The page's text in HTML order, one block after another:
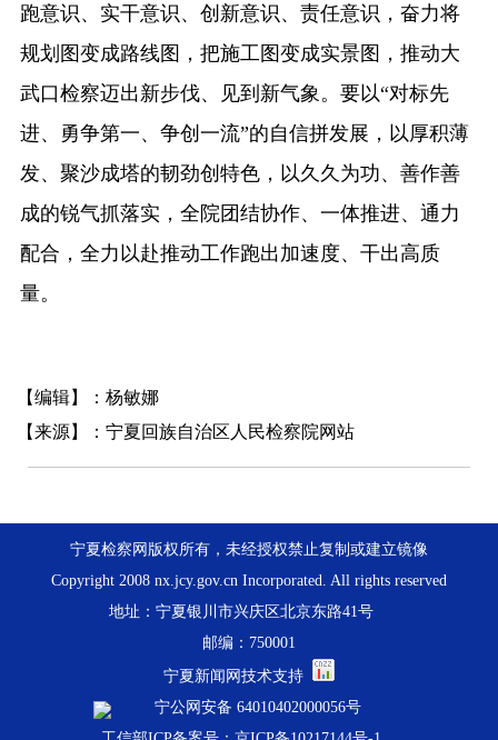
跑意识、实干意识、创新意识、责任意识，奋力将
规划图变成路线图，把施工图变成实景图，推动大
武口检察迈出新步伐、见到新气象。要以“对标先
进、勇争第一、争创一流”的自信拼发展，以厚积薄
发、聚沙成塔的韧劲创特色，以久久为功、善作善
成的锐气抓落实，全院团结协作、一体推进、通力
配合，全力以赴推动工作跑出加速度、干出高质
量。
【编辑】：杨敏娜
【来源】：宁夏回族自治区人民检察院网站
宁夏检察网版权所有，未经授权禁止复制或建立镜像
Copyright 2008 nx.jcy.gov.cn Incorporated. All rights reserved
地址：宁夏银川市兴庆区北京东路41号
邮编：750001
宁夏新闻网技术支持
宁公网安备 64010402000056号